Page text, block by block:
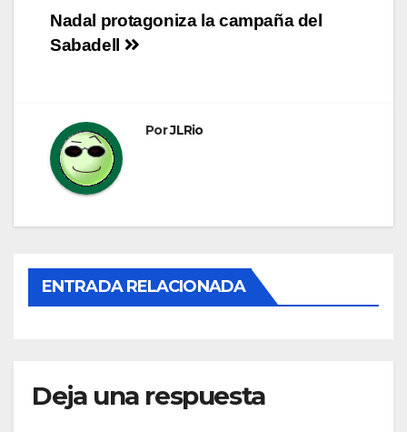
Navegación
Nadal protagoniza la campaña del
Sabadell
PorJLRio
ENTRADA RELACIONADA
Deja una respuesta